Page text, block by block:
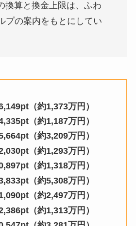
換算と換金上限は、ふわ
プの案内をもとにしてい
（約1,373万円）
（約1,187万円）
（約3,209万円）
（約1,293万円）
（約1,318万円）
（約5,308万円）
（約2,497万円）
（約1,313万円）